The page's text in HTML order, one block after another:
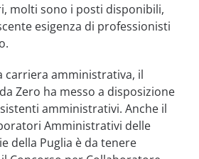
molti sono i posti disponibili,
esigenza di professionisti
carriera amministrativa, il
Zero ha messo a disposizione
amministrativi. Anche il
Amministrativi delle
della Puglia è da tenere